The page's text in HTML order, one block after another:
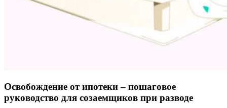
Освобождение от ипотеки – пошаговое
руководство для созаемщиков при разводе